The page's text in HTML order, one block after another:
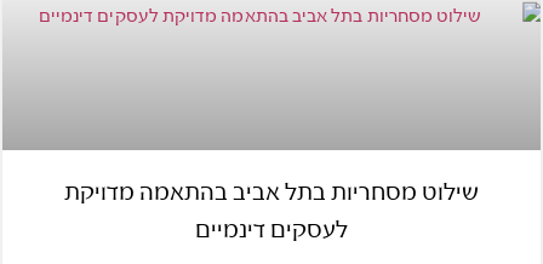
שילוט מסחריות בתל אביב בהתאמה מדויקת
לעסקים דינמיים